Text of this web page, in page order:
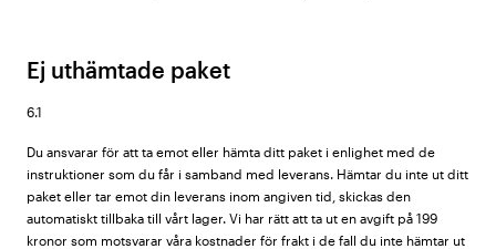
Ej uthämtade paket
6.1
Du ansvarar för att ta emot eller hämta ditt paket i enlighet med de
instruktioner som du får i samband med leverans. Hämtar du inte ut ditt
paket eller tar emot din leverans inom angiven tid, skickas den
automatiskt tillbaka till vårt lager. Vi har rätt att ta ut en avgift på 199
kronor som motsvarar våra kostnader för frakt i de fall du inte hämtar ut